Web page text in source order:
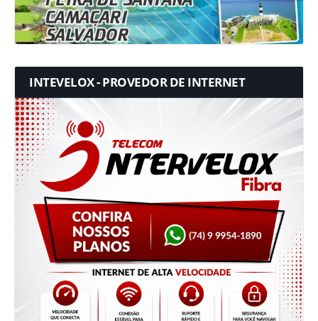
INTEVELOX - PROVEDOR DE INTERNET